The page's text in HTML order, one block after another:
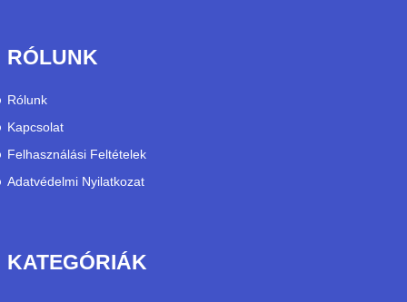
RÓLUNK
Rólunk
Kapcsolat
Felhasználási Feltételek
Adatvédelmi Nyilatkozat
KATEGÓRIÁK